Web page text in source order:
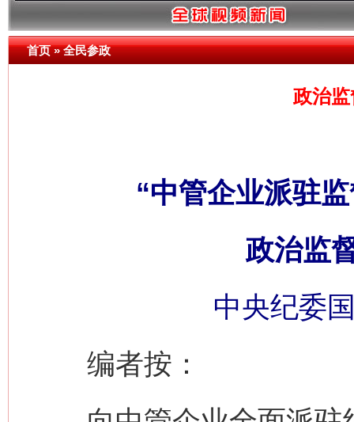
首页»全民参政
政治
“中管企业派驻
政治监
中央纪委
编者按：